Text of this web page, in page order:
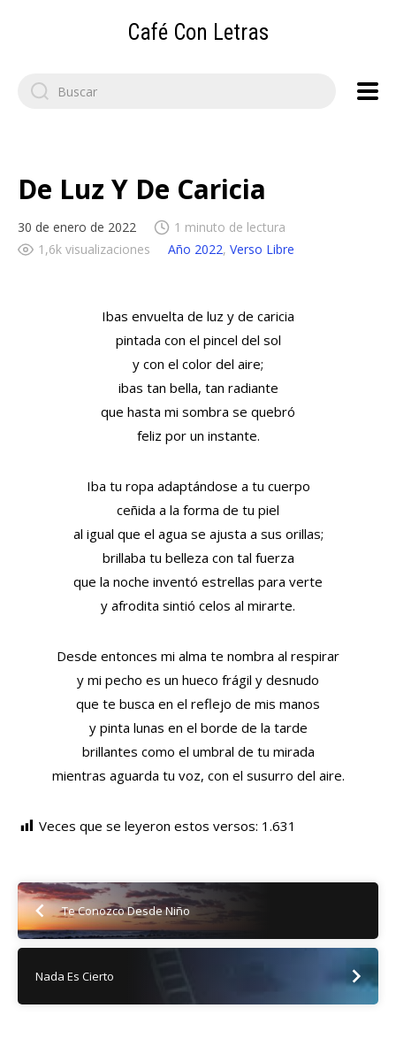
Café Con Letras
Search
for:
De Luz Y De Caricia
30 de enero de 2022
1 minuto de lectura
1,6k visualizaciones
Año 2022, Verso Libre
Ibas envuelta de luz y de caricia
pintada con el pincel del sol
y con el color del aire;
ibas tan bella, tan radiante
que hasta mi sombra se quebró
feliz por un instante.
Iba tu ropa adaptándose a tu cuerpo
ceñida a la forma de tu piel
al igual que el agua se ajusta a sus orillas;
brillaba tu belleza con tal fuerza
que la noche inventó estrellas para verte
y afrodita sintió celos al mirarte.
Desde entonces mi alma te nombra al respirar
y mi pecho es un hueco frágil y desnudo
que te busca en el reflejo de mis manos
y pinta lunas en el borde de la tarde
brillantes como el umbral de tu mirada
mientras aguarda tu voz, con el susurro del aire.
Veces que se leyeron estos versos: 1.631
Te Conozco Desde Niño
Nada Es Cierto